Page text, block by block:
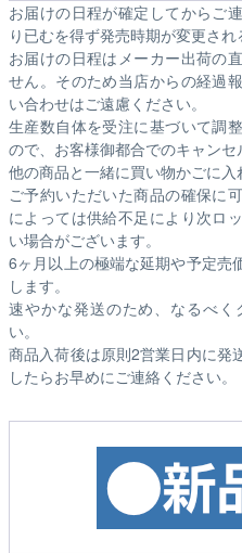
お届けの日程が確定してからご
り已むを得ず発売時期が変更され
お届けの日程はメーカー出荷の
せん。そのため当店からの経過
い合わせはご遠慮ください。
生産数自体を受注に基づいて調
ので、お客様御都合でのキャンセ
他の商品と一緒に買い物かごに入
ご予約いただいた商品の確保に
によっては供給不足により次ロ
い場合がございます。
6ヶ月以上の極端な延期や予定売
します。
速やかな発送のため、なるべ
い。
商品入荷後は原則2営業日内に発
したらお早めにご連絡ください。